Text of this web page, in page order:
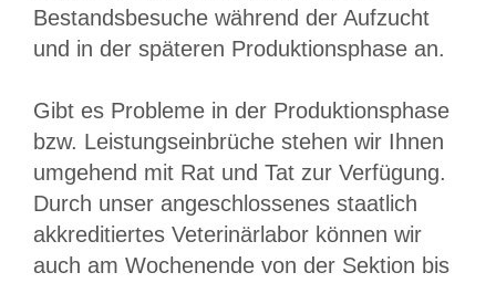
Bestandsbesuche während der Auf­zucht
und in der späteren Pro­duk­tions­pha­se an.
Gibt es Probleme in der Pro­duk­tions­pha­se
bzw. Leistungseinbrüche ste­hen wir Ihnen
umgehend mit Rat und Tat zur Verfügung.
Durch unser an­ge­schlos­se­nes staatlich
akkreditiertes Ve­te­ri­när­la­bor können wir
auch am Wo­chen­en­de von der Sektion bis